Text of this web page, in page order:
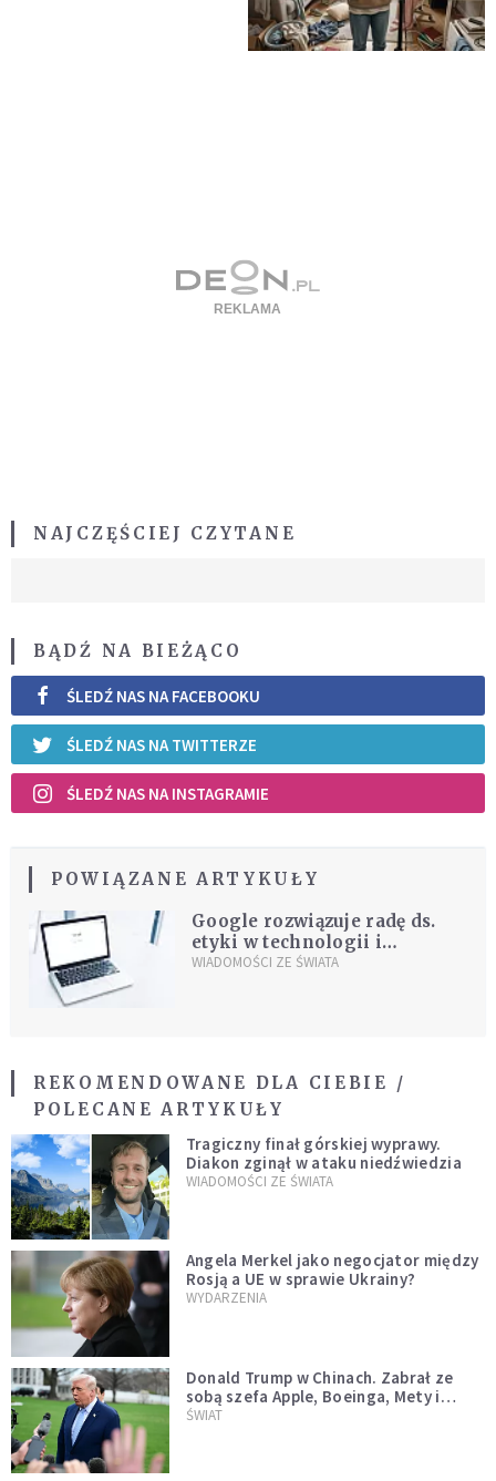
NAJCZĘŚCIEJ CZYTANE
BĄDŹ NA BIEŻĄCO
ŚLEDŹ NAS NA FACEBOOKU
ŚLEDŹ NAS NA TWITTERZE
ŚLEDŹ NAS NA INSTAGRAMIE
POWIĄZANE ARTYKUŁY
Google rozwiązuje radę ds.
etyki w technologii i
sztucznej inteligencji
WIADOMOŚCI ZE ŚWIATA
REKOMENDOWANE DLA CIEBIE /
POLECANE ARTYKUŁY
Tragiczny finał górskiej wyprawy.
Diakon zginął w ataku niedźwiedzia
WIADOMOŚCI ZE ŚWIATA
Angela Merkel jako negocjator między
Rosją a UE w sprawie Ukrainy?
WYDARZENIA
Donald Trump w Chinach. Zabrał ze
sobą szefa Apple, Boeinga, Mety i
Muska
ŚWIAT